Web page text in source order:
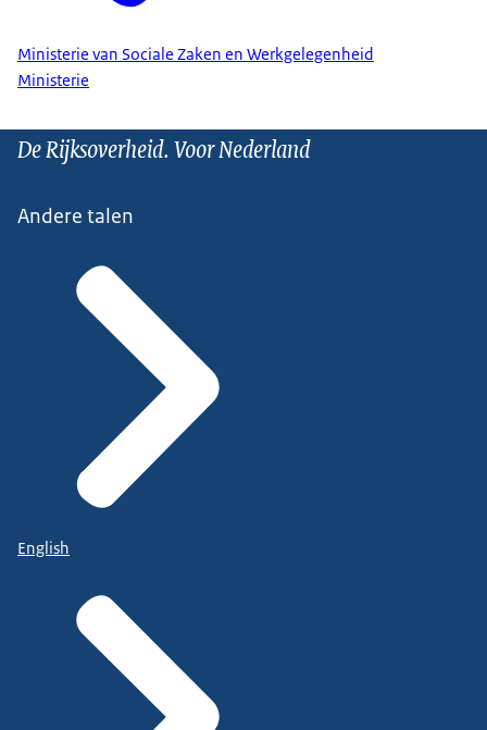
Ministerie van Sociale Zaken en Werkgelegenheid
Ministerie
De Rijksoverheid. Voor Nederland
Andere talen
English